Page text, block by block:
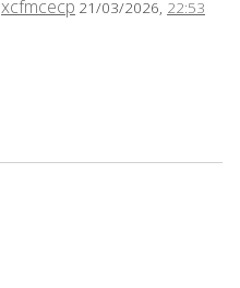
xcfmcecp 21/03/2026, 22:53